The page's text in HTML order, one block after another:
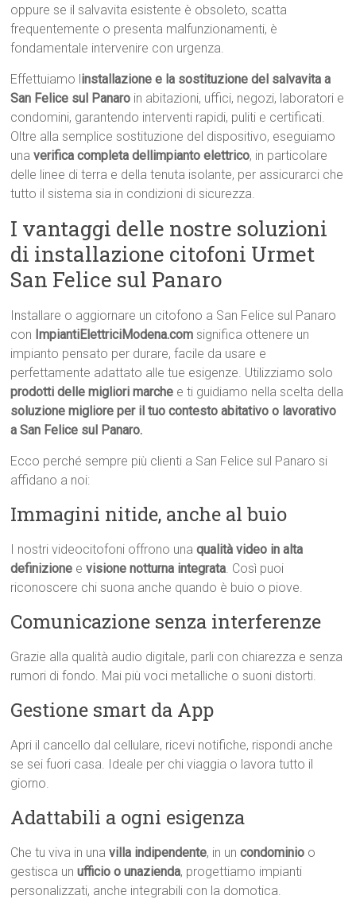
oppure se il salvavita esistente è obsoleto, scatta
frequentemente o presenta malfunzionamenti, è
fondamentale intervenire con urgenza.
Effettuiamo l installazione e la sostituzione del salvavita a
San Felice sul Panaro in abitazioni, uffici, negozi, laboratori e
condomini, garantendo interventi rapidi, puliti e certificati.
Oltre alla semplice sostituzione del dispositivo, eseguiamo
unaverifica completa dellimpianto elettrico, in particolare
delle linee di terra e della tenuta isolante, per assicurarci che
tutto il sistema sia in condizioni di sicurezza.
I vantaggi delle nostre soluzioni
di installazione citofoni Urmet
San Felice sul Panaro
Installare o aggiornare un citofono a San Felice sul Panaro
con ImpiantiElettriciModena.com significa ottenere un
impianto pensato per durare, facile da usare e
perfettamente adattato alle tue esigenze. Utilizziamo solo
prodotti delle migliori marche e ti guidiamo nella scelta della
soluzione migliore per il tuo contesto abitativo o lavorativo
a San Felice sul Panaro.
Ecco perché sempre più clienti a San Felice sul Panaro si
affidano a noi:
Immagini nitide, anche al buio
I nostri videocitofoni offrono unaqualità video in alta
definizione evisione notturna integrata. Così puoi
riconoscere chi suona anche quando è buio o piove.
Comunicazione senza interferenze
Grazie alla qualità audio digitale, parli con chiarezza e senza
rumori di fondo. Mai più voci metalliche o suoni distorti.
Gestione smart da App
Apri il cancello dal cellulare, ricevi notifiche, rispondi anche
se sei fuori casa. Ideale per chi viaggia o lavora tutto il
giorno.
Adattabili a ogni esigenza
Che tu viva in unavilla indipendente, in uncondominio o
gestisca unufficio o unazienda, progettiamo impianti
personalizzati, anche integrabili con la domotica.